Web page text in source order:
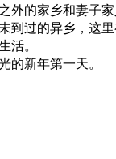
外的家乡和妻子
到过的异乡，这
活。
的新年第一天。